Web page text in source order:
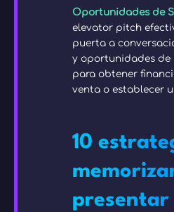
Oportunidades de
elevator pitch
puerta a
y oportunidades de
para obtener
venta o establecer
10
presentar